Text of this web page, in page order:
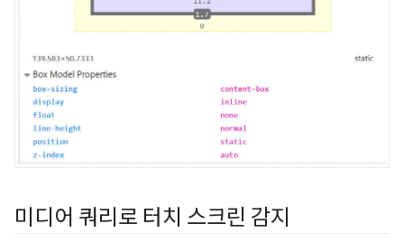
미디어 쿼리로 터치 스크린 감지